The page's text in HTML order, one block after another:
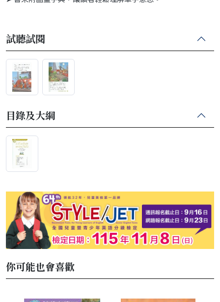
試聽試閱
目錄及大綱
你可能也會喜歡